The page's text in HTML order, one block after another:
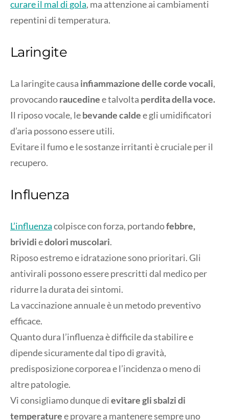
curare il mal di gola, ma attenzione ai cambiamenti
repentini di temperatura.
Laringite
La laringite causa infiammazione delle corde vocali,
provocandoraucedinee talvolta perdita della voce.
Il riposo vocale, lebevande caldee gli umidificatori
d’aria possono essere utili.
Evitare il fumo e le sostanze irritanti è cruciale per il
recupero.
Influenza
L’influenzacolpisce con forza, portandofebbre,
brividiedolori muscolari.
Riposo estremo e idratazione sono prioritari. Gli
antivirali possono essere prescritti dal medico per
ridurre la durata dei sintomi.
La vaccinazione annuale è un metodo preventivo
efficace.
Quanto dura l’influenza è difficile da stabilire e
dipende sicuramente dal tipo di gravità,
predisposizione corporea e l’incidenza o meno di
altre patologie.
Vi consigliamo dunque dievitare gli sbalzi di
temperaturee provare a mantenere sempre uno